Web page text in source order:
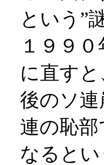
という”
１９９
に直すと
後のソ
連の恥
なると